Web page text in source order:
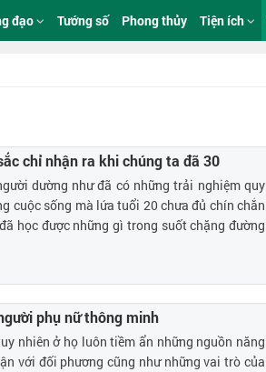
đạo Tướng số Phong thủy Tiện ích
chỉ nhận ra khi chúng ta đã 30
dường như đã có những trải nghiệm quy
cuộc sống mà lứa tuổi 20 chưa đủ chín chắn
học được những gì trong suốt chặng đường
phụ nữ thông minh
nhiên ở họ luôn tiềm ẩn những nguồn năng
với đối phương cũng như những vai trò của